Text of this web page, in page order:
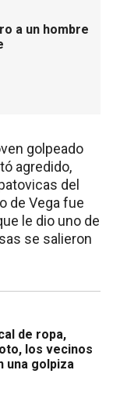
a un hombre
golpeado
agredido,
del
de Vega fue
le dio uno de
se salieron
de ropa,
los vecinos
una golpiza